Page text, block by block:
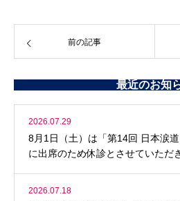
前の記事
最近のお知
2026.07.29
8月1日（土）は「第14回 日本涙道
に出席のため休診とさせていただ
2026.07.18